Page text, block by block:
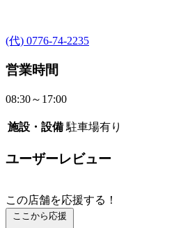
(代) 0776-74-2235
営業時間
08:30～17:00
施設・設備 駐車場有り
ユーザーレビュー
この店舗を応援する！
ここから応援